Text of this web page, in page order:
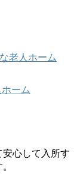
老人ホーム
ーム
心して入所す